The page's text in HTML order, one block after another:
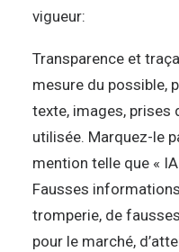
vigueur:
Transparence et
mesure du possible,
texte, images, prises
utilisée. Marquez-le
mention telle que «
Fausses
tromperie, de
pour le marché,